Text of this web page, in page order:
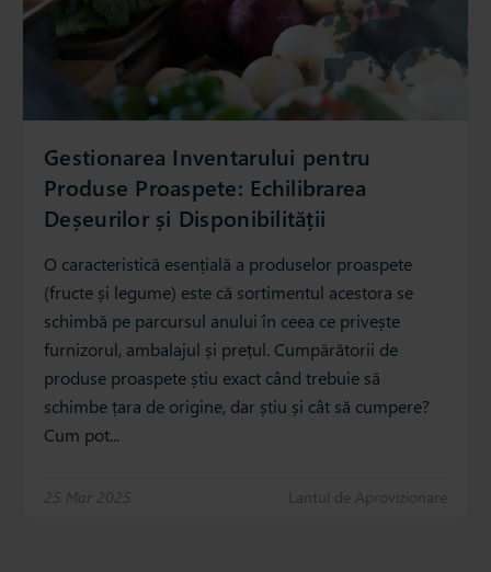
Gestionarea Inventarului pentru
Produse Proaspete: Echilibrarea
Deșeurilor și Disponibilității
O caracteristică esențială a produselor proaspete
(fructe și legume) este că sortimentul acestora se
schimbă pe parcursul anului în ceea ce privește
furnizorul, ambalajul și prețul. Cumpărătorii de
produse proaspete știu exact când trebuie să
schimbe țara de origine, dar știu și cât să cumpere?
Cum pot...
25 Mar 2025 Lantul de Aprovizionare